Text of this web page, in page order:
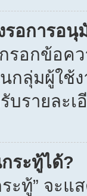
รอการอนุ
รอกข้อค
กลุ่มผู้ใช้
รายละเ
ระทู้ได้?
ะทู้” จะแ